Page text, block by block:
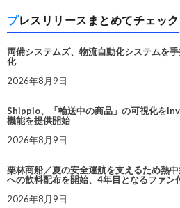
プレスリリースまとめてチェック
両備システムズ、物流自動化システムを
化
2026年8月9日
Shippio、「輸送中の商品」の可視化を
機能を提供開始
2026年8月9日
栗林商船／夏の安全運航を支えるため熱
への飲料配布を開始、4年目となるファン
2026年8月9日